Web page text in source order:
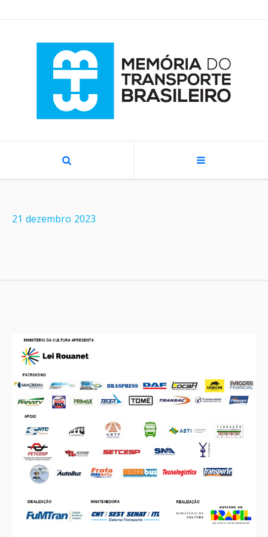
21 dezembro 2023